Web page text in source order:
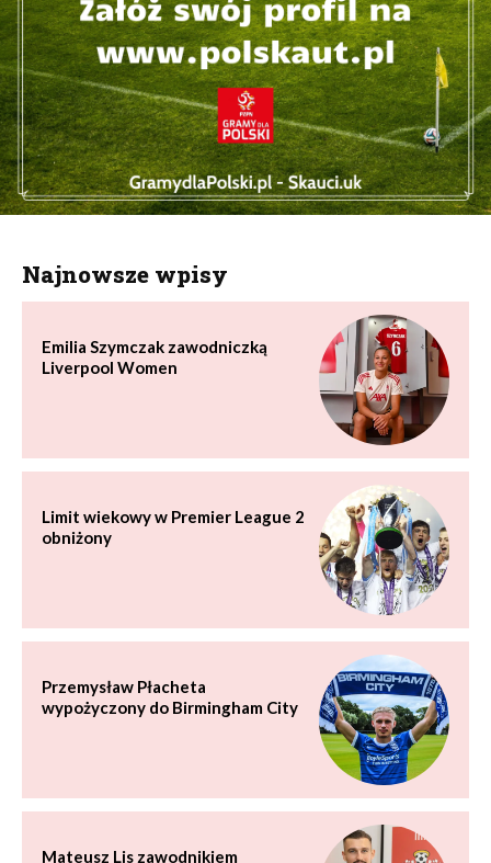
Najnowsze wpisy
Emilia Szymczak zawodniczką
Liverpool Women
Limit wiekowy w Premier League 2
obniżony
Przemysław Płacheta
wypożyczony do Birmingham City
Mateusz Lis zawodnikiem